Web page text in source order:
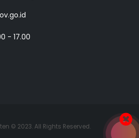
- 17.00
© 2023. All Rights Reserved.